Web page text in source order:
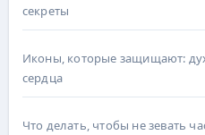
секреты
Иконы, которые защищают:
сердца
Что делать, чтобы не зевать